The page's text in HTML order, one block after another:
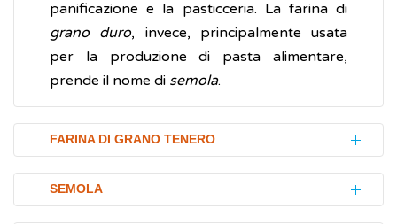
panificazione e la pasticceria. La farina di
grano duro, invece, principalmente usata
per la produzione di pasta alimentare,
prende il nome di semola.
FARINA DI GRANO TENERO
Fatte le dovute eccezioni la
teneroè la più adatta per la panificazione,
SEMOLA